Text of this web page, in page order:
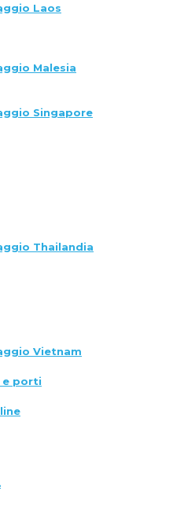
Laos
Malesia
Singapore
Thailandia
Vietnam
e porti